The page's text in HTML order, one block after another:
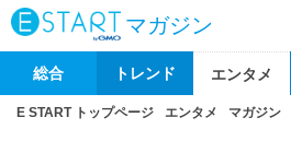
マガジン
総合 トレンド エンタメ
E START トップページ エンタメ マガジン